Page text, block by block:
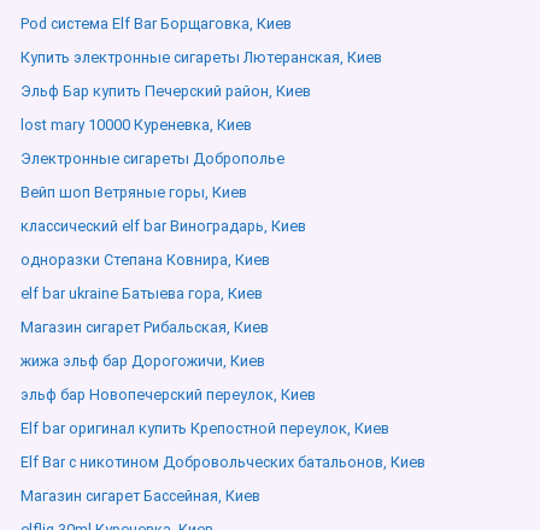
Pod система Elf Bar Борщаговка, Киев
Купить электронные сигареты Лютеранская, Киев
Эльф Бар купить Печерский район, Киев
lost mary 10000 Куреневка, Киев
Электронные сигареты Доброполье
Вейп шоп Ветряные горы, Киев
классический elf bar Виноградарь, Киев
одноразки Степана Ковнира, Киев
elf bar ukraine Батыева гора, Киев
Магазин сигарет Рибальская, Киев
жижа эльф бар Дорогожичи, Киев
эльф бар Новопечерский переулок, Киев
Elf bar оригинал купить Крепостной переулок, Киев
Elf Bar с никотином Добровольческих батальонов, Киев
Магазин сигарет Бассейная, Киев